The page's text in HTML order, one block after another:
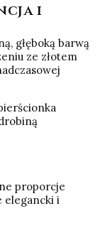
i
głęboką barwą
ze złotem
proporcje
elegancki i